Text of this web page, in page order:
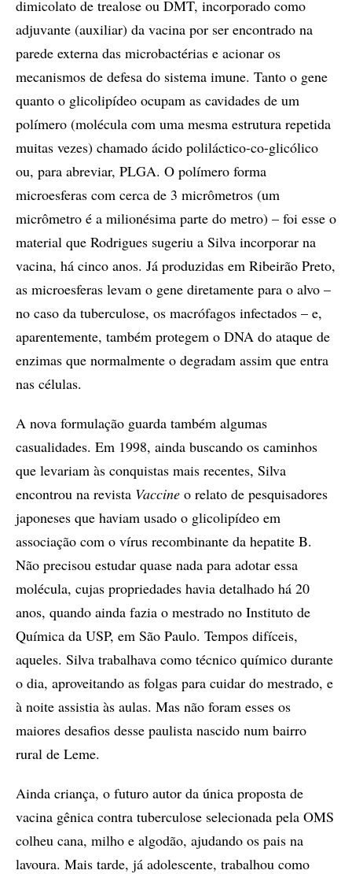
dimicolato de trealose ou DMT, incorporado como
adjuvante (auxiliar) da vacina por ser encontrado na
parede externa das microbactérias e acionar os
mecanismos de defesa do sistema imune. Tanto o gene
quanto o glicolipídeo ocupam as cavidades de um
polímero (molécula com uma mesma estrutura repetida
muitas vezes) chamado ácido poliláctico-co-glicólico
ou, para abreviar, PLGA. O polímero forma
microesferas com cerca de 3 micrômetros (um
micrômetro é a milionésima parte do metro) – foi esse o
material que Rodrigues sugeriu a Silva incorporar na
vacina, há cinco anos. Já produzidas em Ribeirão Preto,
as microesferas levam o gene diretamente para o alvo –
no caso da tuberculose, os macrófagos infectados – e,
aparentemente, também protegem o DNA do ataque de
enzimas que normalmente o degradam assim que entra
nas células.
A nova formulação guarda também algumas
casualidades. Em 1998, ainda buscando os caminhos
que levariam às conquistas mais recentes, Silva
encontrou na revista Vaccine o relato de pesquisadores
japoneses que haviam usado o glicolipídeo em
associação com o vírus recombinante da hepatite B.
Não precisou estudar quase nada para adotar essa
molécula, cujas propriedades havia detalhado há 20
anos, quando ainda fazia o mestrado no Instituto de
Química da USP, em São Paulo. Tempos difíceis,
aqueles. Silva trabalhava como técnico químico durante
o dia, aproveitando as folgas para cuidar do mestrado, e
à noite assistia às aulas. Mas não foram esses os
maiores desafios desse paulista nascido num bairro
rural de Leme.
Ainda criança, o futuro autor da única proposta de
vacina gênica contra tuberculose selecionada pela OMS
colheu cana, milho e algodão, ajudando os pais na
lavoura. Mais tarde, já adolescente, trabalhou como